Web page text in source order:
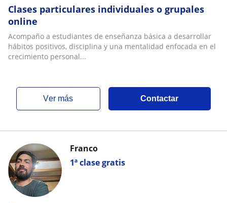
Clases particulares individuales o grupales
online
Acompaño a estudiantes de enseñanza básica a desarrollar
hábitos positivos, disciplina y una mentalidad enfocada en el
crecimiento personal...
ver más Contactar
1ª clase gratis
Franco